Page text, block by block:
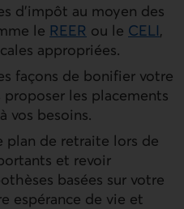
d’impôt au moyen des
le REER ou le CELI,
appropriées.
façons de bonifier votre
les placements
vos besoins.
plan de retraite lors de
et revoir
basées sur votre
espérance de vie et